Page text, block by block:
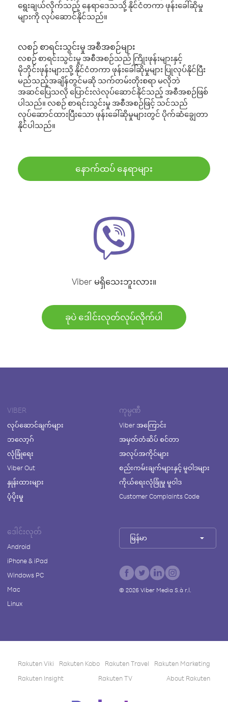
ရွေးချယ်လိုက်သည့် နေရာဒေသသို့ နိုင်ငံတကာ ဖုန်းခေါ်ဆိုမှု
များကို လုပ်ဆောင်နိုင်သည်။
လစဉ် စာရင်းသွင်းမှု အစီအစဉ်များ
လစဉ် စာရင်းသွင်းမှု အစီအစဉ်သည် ကြိုးဖုန်းများနှင့်
မိုဘိုင်းဖုန်းများသို့ နိုင်ငံတကာ ဖုန်းခေါ်ဆိုမှုများ ပြုလုပ်နိုင်ပြီး
မည်သည့်အချိန်တွင်မဆို သက်တမ်းတိုးစရာ မလိုဘဲ
အဆင်ပြေသလို ပြောင်းလဲလုပ်ဆောင်နိုင်သည့် အစီအစဉ်ဖြစ်
ပါသည်။ လစဉ် စာရင်းသွင်းမှု အစီအစဉ်ဖြင့် သင်သည်
လုပ်ဆောင်ထားပြီးသော ဖုန်းခေါ်ဆိုမှုများတွင် ပိုက်ဆံချွေတာ
နိုင်ပါသည်။
နောက်ထပ် နေရာများ
Viber မရှိသေးဘူးလား။
ခုပဲ ဒေါင်းလုတ်လုပ်လိုက်ပါ
VIBER
လုပ်ဆောင်ချက်များ
ဘလော့ဂ်
လုံခြုံရေး
Viber Out
နှုန်းထားများ
ပံ့ပိုးမှု
ကုမ္ပဏီ
Viber အကြောင်း
အမှတ်တံဆိပ် စင်တာ
အလုပ်အကိုင်များ
စည်းကမ်းချက်များနှင့် မူဝါဒများ
ကိုယ်ရေးလုံခြုံမှု မူဝါဒ
Customer Complaints Code
ဒေါင်းလုတ်
Android
iPhone & iPad
Windows PC
Mac
Linux
မြန်မာ
© 2026Viber Media S.à r.l.
Rakuten Viki Rakuten Kobo Rakuten Travel
Rakuten Marketing
Rakuten Insight
Rakuten TV About Rakuten